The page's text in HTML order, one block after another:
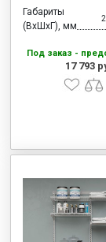
Габариты
(ВхШхГ), мм
Под заказ -
17 793